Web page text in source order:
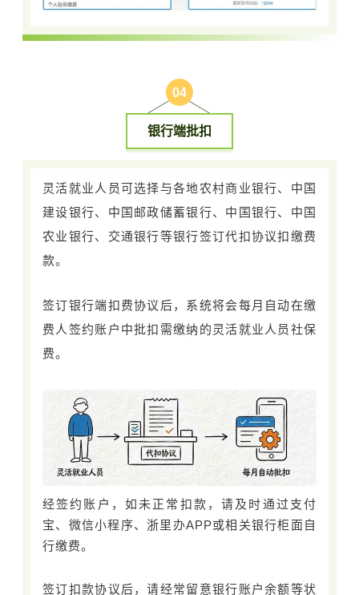
04
银行端批扣
灵活就业人员可选择与各地农村商业银行、中国
建设银行、中国邮政储蓄银行、中国银行、中国
农业银行、交通银行等银行签订代扣协议扣缴费
款。
签订银行端扣费协议后，系统将会每月自动在缴
费人签约账户中批扣需缴纳的灵活就业人员社保
费。
经签约账户，如未正常扣款，请及时通过支付
宝、微信小程序、浙里办APP或相关银行柜面自
行缴费。
签订扣款协议后，请经常留意银行账户余额等状